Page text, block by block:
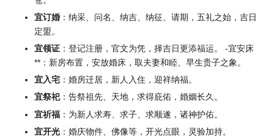
宜订婚 ：纳采、问名、纳吉、纳征、请期，五礼之始，吉日
定盟。
宜领证 ：登记注册，官文为凭，择吉日更添福运。 -宜安床
**：新房布置，安放婚床，取夫妻和睦、早生贵子之象。
宜入宅 ：婚房迁居，新人入住，迎祥纳福。
宜祭祀：告祭祖先、天地，求得庇佑，婚姻长久。
宜祈福 ：为新人求寿、求子、求顺遂，诸神护佑。
宜开光 ：婚庆物件、佛像等，开光点眼，灵验加持。